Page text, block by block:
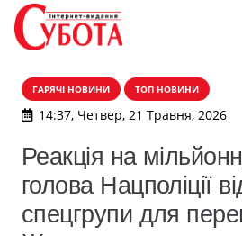
ГАРЯЧІ НОВИНИ ТОП НОВИНИ
14:37, Четвер, 21 Травня, 2026
Реакція на
голова Нацполіції
спецгрупи для